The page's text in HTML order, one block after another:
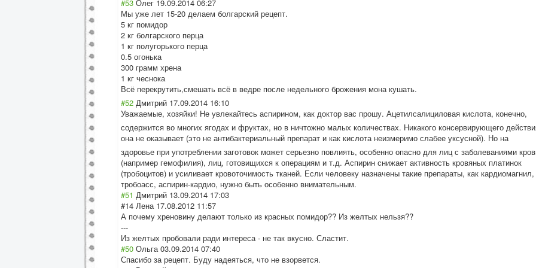
#53 Олег 19.09.2014 06:27
Мы уже лет 15-20 делаем болгарский рецепт.
5 кг помидор
2 кг болгарского перца
1 кг полугорького перца
0.5 огонька
300 грамм хрена
1 кг чеснока
Всё перекрутить,смешать всё в ведре после недельного брожения мона кушать.
#52 Дмитрий 17.09.2014 16:10
Уважаемые, хозяйки! Не увлекайтесь аспирином, как доктор вас прошу. Ацетилсалициловая кислота, конечно,
содержится во многих ягодах и фруктах, но в ничтожно малых количествах. Никакого консервирующего
она не оказывает (это не антибактериальный препарат и как кислота неизмеримо слабее уксусной). Но на
здоровье при употреблении заготовок может серьезно повлиять, особенно опасно для лиц с заболеваниями
(например гемофилия), лиц, готовищихся к операциям и т.д. Аспирин снижает активность кровяных платинок
(тробоцитов) и усиливает кровоточимость тканей. Если человеку назначены такие препараты, как кардиомагнил,
тробоасс, аспирин-кардио, нужно быть особенно внимательным.
#51 Дмитрий 13.09.2014 17:03
#14 Лена 17.08.2012 11:57
А почему хреновину делают только из красных помидор?? Из желтых нельзя??
---
Из желтых пробовали ради интереса - не так вкусно. Сластит.
#50 Ольга 03.09.2014 07:40
Спасибо за рецепт. Буду надеяться, что не взорвется.